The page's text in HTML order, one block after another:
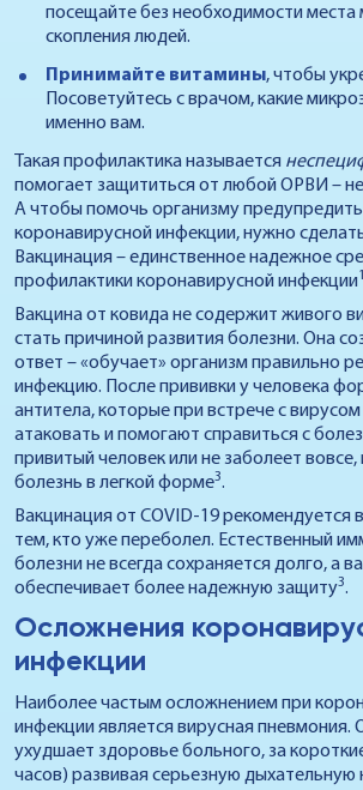
посещайте без необходимости места
скопления людей.
Принимайте витамины, чтобы
Посоветуйтесь с врачом, какие
именно вам.
Такая профилактика называется
помогает защититься от любой ОРВИ –
А чтобы помочь организму
коронавирусной инфекции, нужно
Вакцинация – единственное надежное
профилактики коронавирусной инфекции
Вакцина от ковида не содержит живого
стать причиной развития болезни. Она
ответ – «обучает» организм правильно
инфекцию. После прививки у человека
антитела, которые при встрече с
атаковать и помогают справиться с
привитый человек или не заболеет вовсе,
болезнь в легкой форме3.
Вакцинация от COVID-19
тем, кто уже переболел. Естественный
болезни не всегда сохраняется долго, а
обеспечивает более надежную защиту3.
Осложнения
инфекции
Наиболее частым осложнением при
инфекции является вирусная пневмония.
ухудшает здоровье больного, за
часов) развивая серьезную дыхательную